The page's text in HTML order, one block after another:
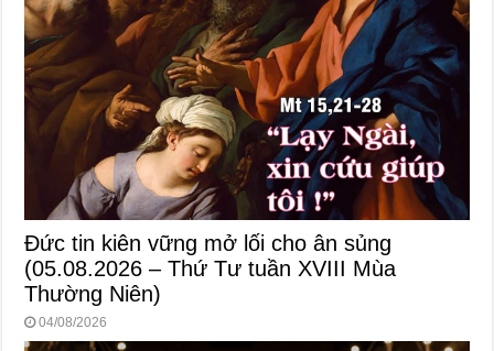
Đức tin kiên vững mở lối cho ân sủng
(05.08.2026 – Thứ Tư tuần XVIII Mùa
Thường Niên)
04/08/2026